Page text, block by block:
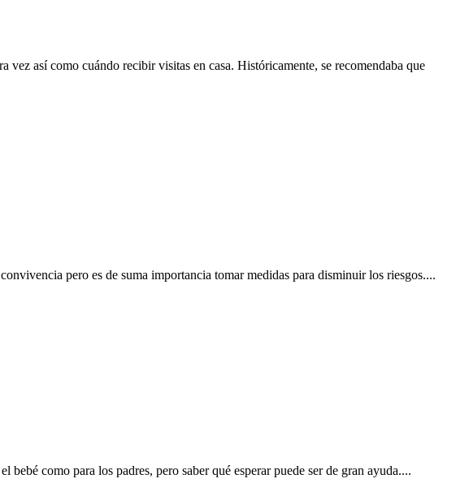
vez así como cuándo recibir visitas en casa. Históricamente, se recomendaba que
pero es de suma importancia tomar medidas para disminuir los riesgos....
como para los padres, pero saber qué esperar puede ser de gran ayuda....